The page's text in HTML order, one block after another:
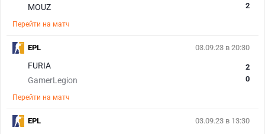
MOUZ
2
Перейти на матч
03.09.23 в 20:30
FURIA
GamerLegion
2
0
Перейти на матч
EPL
03.09.23 в 13:30
EPL